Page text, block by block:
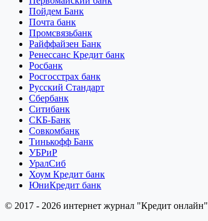
Пойдем Банк
Почта банк
Промсвязьбанк
Райффайзен Банк
Ренессанс Кредит банк
Росбанк
Росгосстрах банк
Русский Стандарт
Сбербанк
Ситибанк
СКБ-Банк
Совкомбанк
Тинькофф Банк
УБРиР
УралСиб
Хоум Кредит банк
ЮниКредит банк
© 2017 - 2026 интернет журнал "Кредит онлайн"